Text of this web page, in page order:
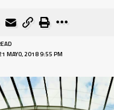
MAYO, 2018 9:55 PM